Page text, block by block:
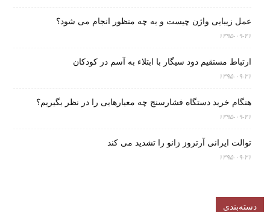
عمل زیبایی واژن چیست و به چه منظور انجام می شود؟
۱۳۹۵-۰۹-۲۱
ارتباط مستقیم دود سیگار با ابتلاء به آسم در کودکان
۱۳۹۵-۰۹-۲۱
هنگام خرید دستگاه فشارسنج چه معیارهایی را در نظر بگیریم؟
۱۳۹۵-۰۹-۲۱
توالت ایرانی آرتروز زانو را تشدید می کند
۱۳۹۵-۰۹-۲۱
دسته‌بندی